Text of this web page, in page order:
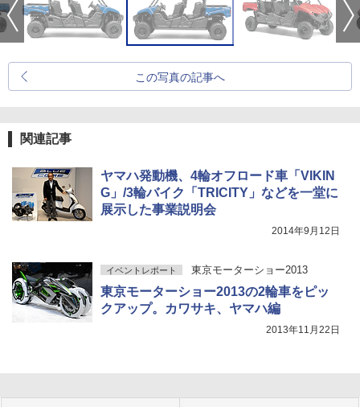
この写真の記事へ
関連記事
ヤマハ発動機、4輪オフロード車「VIKIN
G」/3輪バイク「TRICITY」などを一堂に
展示した事業説明会
2014年9月12日
イベントレポート 東京モーターショー2013
東京モーターショー2013の2輪車をピッ
クアップ。カワサキ、ヤマハ編
2013年11月22日